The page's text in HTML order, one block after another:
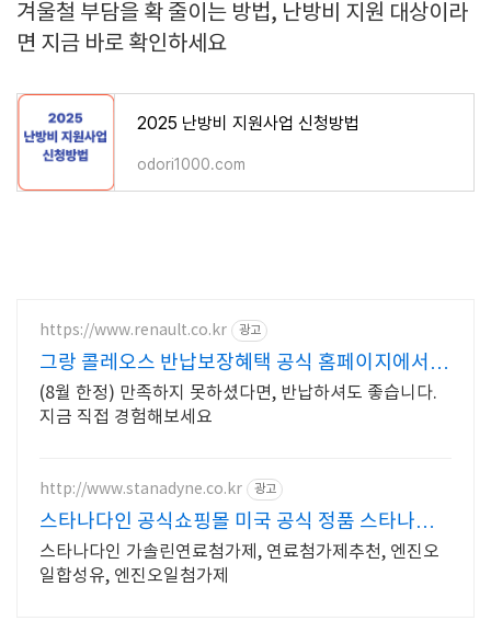
겨울철 부담을 확 줄이는 방법, 난방비 지원 대상이라
면 지금 바로 확인하세요
2025 난방비 지원사업 신청방법
odori1000.com
https://www.renault.co.kr 광고
그랑 콜레오스 반납보장혜택 공식 홈페이지에서
만나보세요
(8월 한정) 만족하지 못하셨다면, 반납하셔도 좋습니다.
지금 직접 경험해보세요
http://www.stanadyne.co.kr 광고
스타나다인 공식쇼핑몰 미국 공식 정품 스타나다
인
스타나다인 가솔린연료첨가제, 연료첨가제추천, 엔진오
일합성유, 엔진오일첨가제